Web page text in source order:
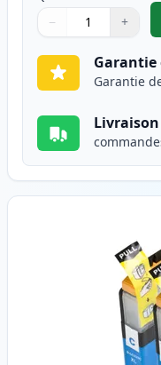
Quantité
Utilisez les boutons
− +
Quantité
Garantie